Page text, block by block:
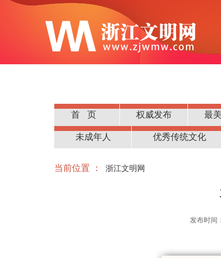
首页 权威发布 最
公民道德
未成年人 优秀传统文化
当前位置 ： 浙江文明网
发布时间